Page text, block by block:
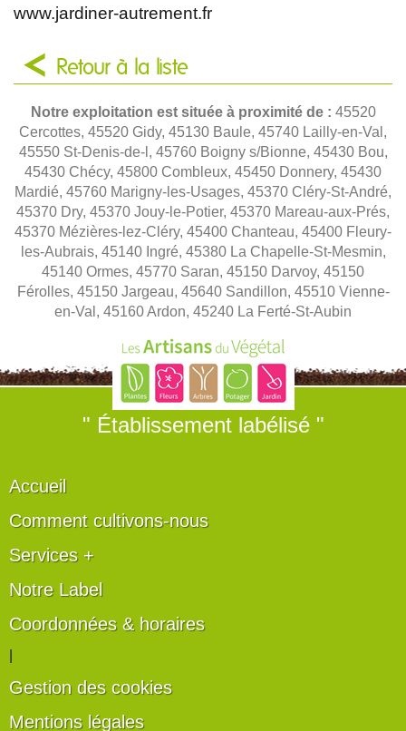
www.jardiner-autrement.fr
Retour à la liste
Notre exploitation est située à proximité de : 45520
Cercottes, 45520 Gidy, 45130 Baule, 45740 Lailly-en-Val,
45550 St-Denis-de-l, 45760 Boigny s/Bionne, 45430 Bou,
45430 Chécy, 45800 Combleux, 45450 Donnery, 45430
Mardié, 45760 Marigny-les-Usages, 45370 Cléry-St-André,
45370 Dry, 45370 Jouy-le-Potier, 45370 Mareau-aux-Prés,
45370 Mézières-lez-Cléry, 45400 Chanteau, 45400 Fleury-
les-Aubrais, 45140 Ingré, 45380 La Chapelle-St-Mesmin,
45140 Ormes, 45770 Saran, 45150 Darvoy, 45150
Férolles, 45150 Jargeau, 45640 Sandillon, 45510 Vienne-
en-Val, 45160 Ardon, 45240 La Ferté-St-Aubin
" Établissement labélisé "
Accueil
Comment cultivons-nous
Services +
Notre Label
Coordonnées & horaires
Gestion des cookies
Mentions légales